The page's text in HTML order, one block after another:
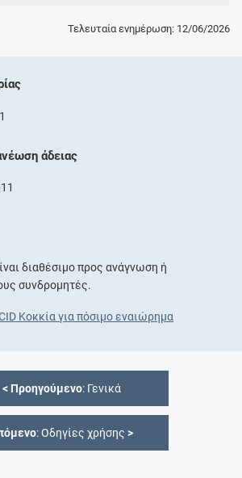
Τελευταία ενημέρωση: 12/06/2026
άδειας
διαθέσιμο προς ανάγνωση ή
συνδρομητές.
Κοκκία για πόσιμο εναιώρημα
< Προηγούμενο: Γενικά
: Οδηγίες χρήσης >